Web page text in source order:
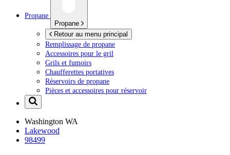
Propane
Propane
Retour au menu principal
Remplissage de propane
Accessoires pour le gril
Grils et fumoirs
Chaufferettes portatives
Réservoirs de propane
Pièces et accessoires pour réservoir
Washington WA
Lakewood
98499